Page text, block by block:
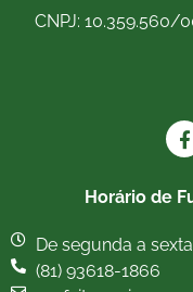
CNPJ: 10.359.560/
Horário de
De segunda a
(81) 93618-1866